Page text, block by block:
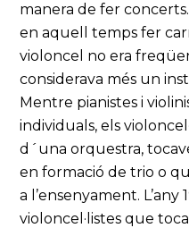
manera de fer
en aquell temps fer
violoncel no era
considerava més un
Mentre pianistes i
individuals, els
d´una orquestra,
en formació de trio o
a l’ensenyament. L’any
violoncel·listes que